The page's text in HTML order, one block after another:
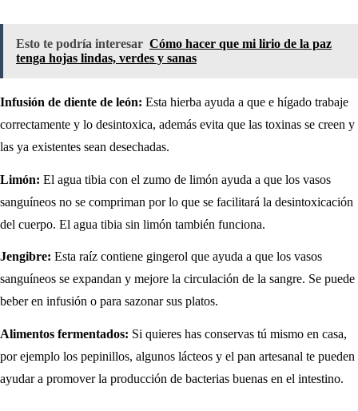
Esto te podría interesar Cómo hacer que mi lirio de la paz
tenga hojas lindas, verdes y sanas
Infusión de diente de león: Esta hierba ayuda a que e hígado trabaje
correctamente y lo desintoxica, además evita que las toxinas se creen y
las ya existentes sean desechadas.
Limón: El agua tibia con el zumo de limón ayuda a que los vasos
sanguíneos no se compriman por lo que se facilitará la desintoxicación
del cuerpo. El agua tibia sin limón también funciona.
Jengibre: Esta raíz contiene gingerol que ayuda a que los vasos
sanguíneos se expandan y mejore la circulación de la sangre. Se puede
beber en infusión o para sazonar sus platos.
Alimentos fermentados: Si quieres has conservas tú mismo en casa,
por ejemplo los pepinillos, algunos lácteos y el pan artesanal te pueden
ayudar a promover la producción de bacterias buenas en el intestino.